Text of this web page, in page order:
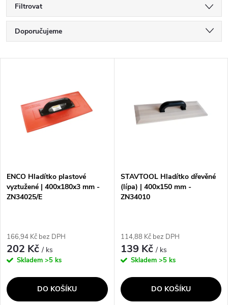
Filtrovat
Ř
a
p
o
d
u
Doporučujeme
Nejprodávanější
Abecedně
s
p
o
d
u
ENCO Hladítko plastové
vyztužené | 400x180x3 mm -
ZN34025/E
166,94 Kč bez DPH
202 Kč/ ks
Skladem >5 ks
DO KOŠÍKU
STAVTOOL Hladítko dřevěné
(lípa) | 400x150 mm -
ZN34010
114,88 Kč bez DPH
139 Kč/ ks
Skladem >5 ks
DO KOŠÍKU